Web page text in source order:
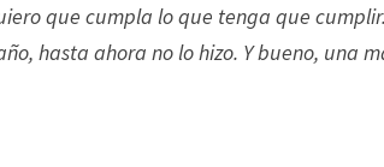
que cumpla lo que tenga que
hasta ahora no lo hizo. Y bueno, una